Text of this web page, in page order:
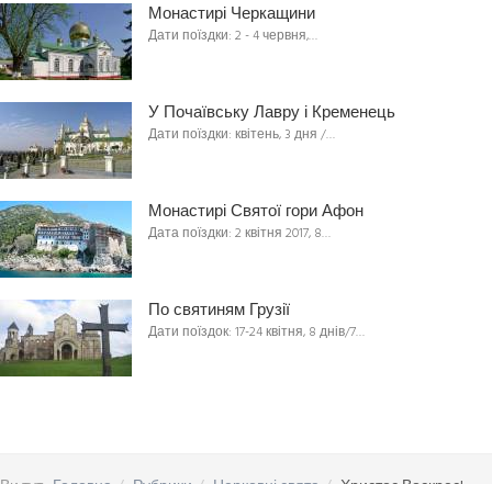
Монастирі Черкащини
Дати поїздки: 2 - 4 червня,…
У Почаївську Лавру і Кременець
Дати поїздки: квітень, 3 дня /…
Монастирі Святої гори Афон
Дата поїздки: 2 квітня 2017, 8…
По святиням Грузії
Дати поїздок: 17-24 квітня, 8 днів/7…